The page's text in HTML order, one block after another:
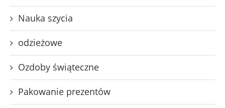
Nauka szycia
odzieżowe
Ozdoby świąteczne
Pakowanie prezentów